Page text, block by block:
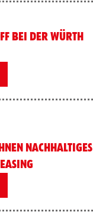
BEI DER WÜRTH
NACHHALTIGES